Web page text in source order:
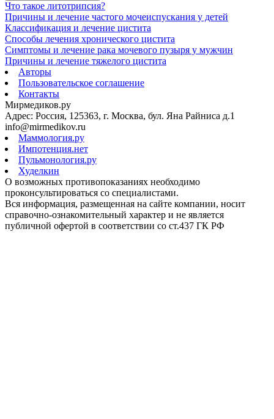
Что такое литотрипсия?
Причины и лечение частого мочеиспускания у детей
Классификация и лечение цистита
Способы лечения хронического цистита
Симптомы и лечение рака мочевого пузыря у мужчин
Причины и лечение тяжелого цистита
Авторы
Пользовательское соглашение
Контакты
Мирмедиков.ру
Адрес: Россия, 125363, г. Москва, бул. Яна Райниса д.1
info@mirmedikov.ru
Маммология.ру
Импотенция.нет
Пульмонология.ру
Худелкин
О возможных противопоказаниях необходимо
проконсультироваться со специалистами.
Вся информация, размещенная на сайте компании, носит
справочно-ознакомительный характер и не является
публичной офертой в соответствии со ст.437 ГК РФ